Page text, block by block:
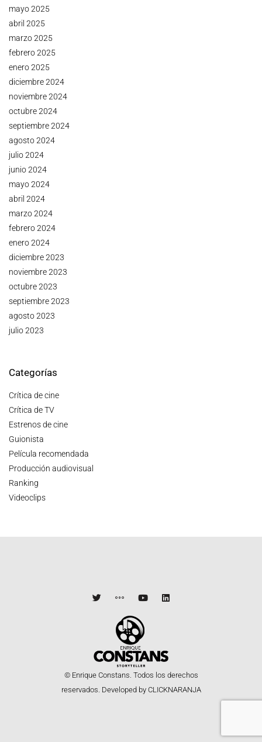
mayo 2025
abril 2025
marzo 2025
febrero 2025
enero 2025
diciembre 2024
noviembre 2024
octubre 2024
septiembre 2024
agosto 2024
julio 2024
junio 2024
mayo 2024
abril 2024
marzo 2024
febrero 2024
enero 2024
diciembre 2023
noviembre 2023
octubre 2023
septiembre 2023
agosto 2023
julio 2023
Categorías
Crítica de cine
Crítica de TV
Estrenos de cine
Guionista
Película recomendada
Producción audiovisual
Ranking
Videoclips
© Enrique Constans. Todos los derechos
reservados. Developed by CLICKNARANJA